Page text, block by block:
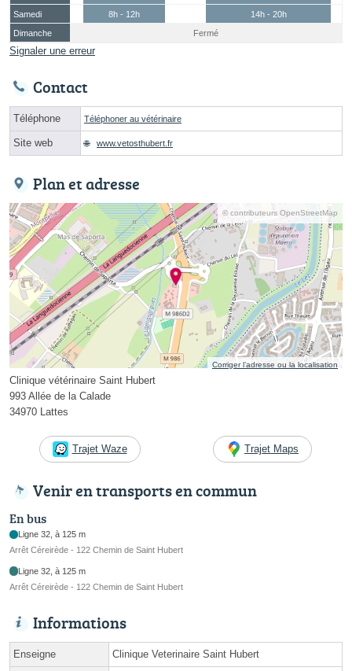
Samedi
8h - 12h
14h - 20h
Dimanche
Fermé
Signaler une erreur
Contact
Téléphone Téléphoner au vétérinaire
Site web www.vetosthubert.fr
Plan et adresse
© contributeurs OpenStreetMap
Corriger l’adresse ou la localisation
Clinique vétérinaire Saint Hubert
993 Allée de la Calade
34970 Lattes
Trajet Waze Trajet Maps
Venir en transports en commun
En bus
Ligne 32, à 125 m
Arrêt Céreirède - 122 Chemin de Saint Hubert
Ligne 32, à 125 m
Arrêt Céreirède - 122 Chemin de Saint Hubert
Informations
Enseigne Clinique Veterinaire Saint Hubert